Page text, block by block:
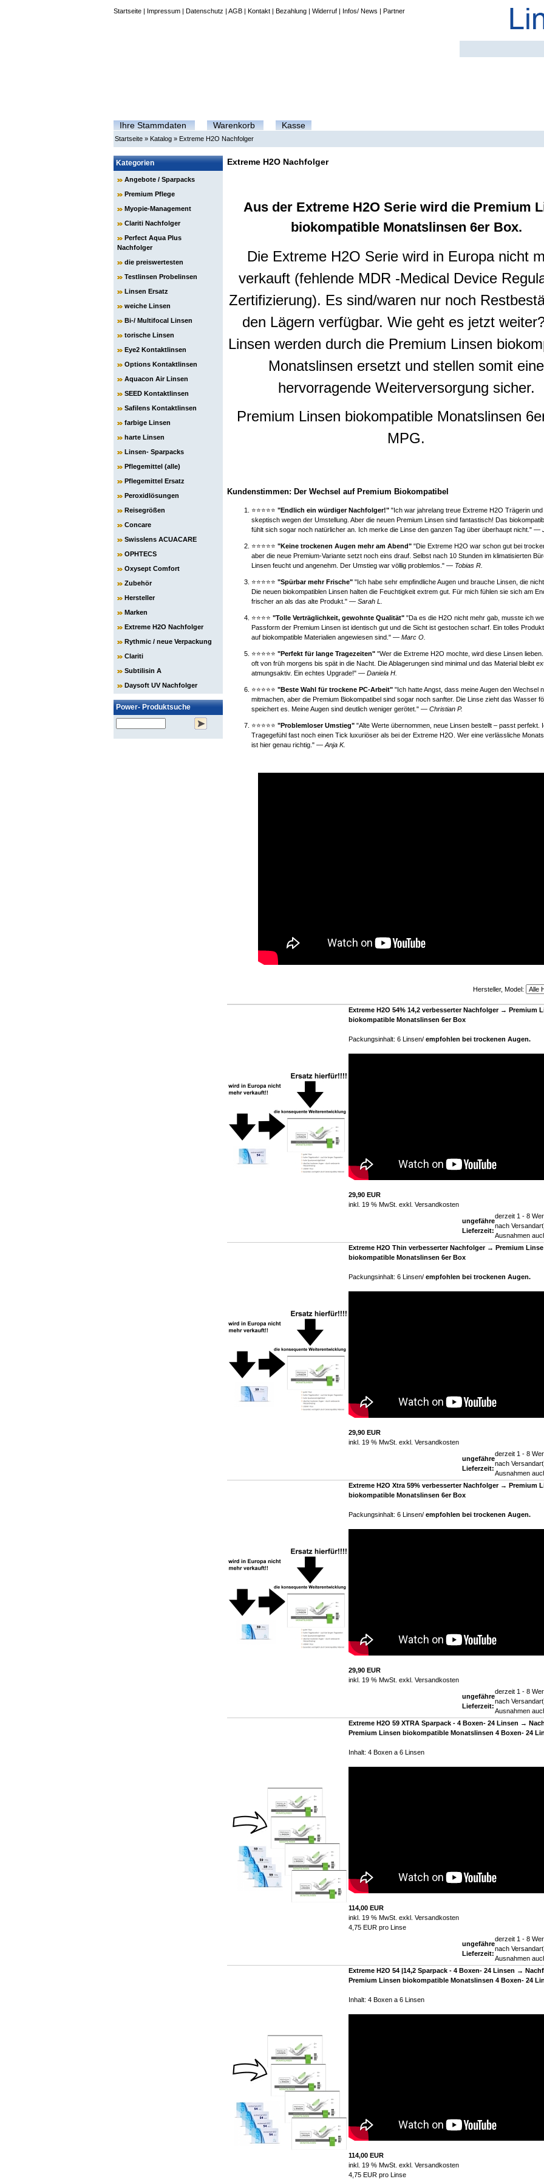
Startseite | Impressum | Datenschutz | AGB | Kontakt | Bezahlung | Widerruf | Infos/ News | Partner
Ihre Stammdaten Warenkorb Kasse
Startseite » Katalog » Extreme H2O Nachfolger
Kategorien
Angebote / Sparpacks
Premium Pflege
Myopie-Management
Clariti Nachfolger
Perfect Aqua Plus
Nachfolger
die preiswertesten
Testlinsen Probelinsen
Linsen Ersatz
weiche Linsen
Bi-/ Multifocal Linsen
torische Linsen
Eye2 Kontaktlinsen
Options Kontaktlinsen
Aquacon Air Linsen
SEED Kontaktlinsen
Safilens Kontaktlinsen
farbige Linsen
harte Linsen
Linsen- Sparpacks
Pflegemittel (alle)
Pflegemittel Ersatz
Peroxidlösungen
Reisegrößen
Concare
Swisslens ACUACARE
OPHTECS
Oxysept Comfort
Zubehör
Hersteller
Marken
Extreme H2O Nachfolger
Rythmic / neue Verpackung
Clariti
Subtilisin A
Daysoft UV Nachfolger
Power- Produktsuche
Extreme H2O Nachfolger
Aus der Extreme H2O Serie wird die Premium
biokompatible Monatslinsen 6er Box.
Die Extreme H2O Serie wird in Europa nicht
verkauft (fehlende MDR -Medical Device
Zertifizierung). Es sind/waren nur noch
den Lägern verfügbar. Wie geht es jetzt
Linsen werden durch die Premium Linsen
Monatslinsen ersetzt und stellen somit eine
hervorragende Weiterversorgung sicher.
Premium Linsen biokompatible Monatslinsen
MPG.
Kundenstimmen: Der Wechsel auf Premium Biokompatibel
⭐⭐⭐⭐⭐ "Endlich ein würdiger Nachfolger!" "Ich war jahrelang treue Extreme H2O Trägerin
skeptisch wegen der Umstellung. Aber die neuen Premium Linsen sind fantastisch! Das
fühlt sich sogar noch natürlicher an. Ich merke die Linse den ganzen Tag über überhaupt nicht." —
⭐⭐⭐⭐⭐ "Keine trockenen Augen mehr am Abend" "Die Extreme H2O war schon gut bei
aber die neue Premium-Variante setzt noch eins drauf. Selbst nach 10 Stunden im klimatisierten
Linsen feucht und angenehm. Der Umstieg war völlig problemlos." — Tobias R.
⭐⭐⭐⭐⭐ "Spürbar mehr Frische" "Ich habe sehr empfindliche Augen und brauche Linsen, die
Die neuen biokompatiblen Linsen halten die Feuchtigkeit extrem gut. Für mich fühlen sie sich am
frischer an als das alte Produkt." — Sarah L.
⭐⭐⭐⭐ "Tolle Verträglichkeit, gewohnte Qualität" "Da es die H2O nicht mehr gab, musste ich
Passform der Premium Linsen ist identisch gut und die Sicht ist gestochen scharf. Ein tolles
auf biokompatible Materialien angewiesen sind." — Marc O.
⭐⭐⭐⭐⭐ "Perfekt für lange Tragezeiten" "Wer die Extreme H2O mochte, wird diese Linsen
oft von früh morgens bis spät in die Nacht. Die Ablagerungen sind minimal und das Material bleibt
atmungsaktiv. Ein echtes Upgrade!" — Daniela H.
⭐⭐⭐⭐⭐ "Beste Wahl für trockene PC-Arbeit" "Ich hatte Angst, dass meine Augen den Wechsel
mitmachen, aber die Premium Biokompatibel sind sogar noch sanfter. Die Linse zieht das Wasser
speichert es. Meine Augen sind deutlich weniger gerötet." — Christian P.
⭐⭐⭐⭐⭐ "Problemloser Umstieg" "Alte Werte übernommen, neue Linsen bestellt – passt perfekt.
Tragegefühl fast noch einen Tick luxuriöser als bei der Extreme H2O. Wer eine verlässliche
ist hier genau richtig." — Anja K.
Hersteller, Model:
Extreme H2O 54% 14,2 verbesserter Nachfolger → Premium
biokompatible Monatslinsen 6er Box
Packungsinhalt: 6 Linsen/ empfohlen bei trockenen Augen.
29,90 EUR
inkl. 19 % MwSt. exkl. Versandkosten
ungefähre
Lieferzeit:
derzeit 1 - 8
nach
Ausnahmen
Extreme H2O Thin verbesserter Nachfolger → Premium Linse
biokompatible Monatslinsen 6er Box
Packungsinhalt: 6 Linsen/ empfohlen bei trockenen Augen.
29,90 EUR
inkl. 19 % MwSt. exkl. Versandkosten
ungefähre
Lieferzeit:
derzeit 1 - 8
nach
Ausnahmen
Extreme H2O Xtra 59% verbesserter Nachfolger → Premium
biokompatible Monatslinsen 6er Box
Packungsinhalt: 6 Linsen/ empfohlen bei trockenen Augen.
29,90 EUR
inkl. 19 % MwSt. exkl. Versandkosten
ungefähre
Lieferzeit:
derzeit 1 - 8
nach
Ausnahmen
Extreme H2O 59 XTRA Sparpack - 4 Boxen- 24 Linsen →
Premium Linsen biokompatible Monatslinsen 4 Boxen- 24
Inhalt: 4 Boxen a 6 Linsen
114,00 EUR
inkl. 19 % MwSt. exkl. Versandkosten
4,75 EUR pro Linse
ungefähre
Lieferzeit:
derzeit 1 - 8
nach
Ausnahmen
Extreme H2O 54 |14,2 Sparpack - 4 Boxen- 24 Linsen →
Premium Linsen biokompatible Monatslinsen 4 Boxen- 24
Inhalt: 4 Boxen a 6 Linsen
114,00 EUR
inkl. 19 % MwSt. exkl. Versandkosten
4,75 EUR pro Linse